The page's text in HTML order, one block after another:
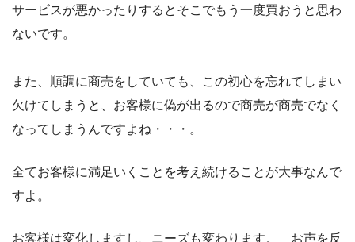
サービスが悪かったりするとそこでもう一度買おうと思わ
ないです。
また、順調に商売をしていても、この初心を忘れてしまい
欠けてしまうと、お客様に偽が出るので商売が商売でなく
なってしまうんですよね・・・。
全てお客様に満足いくことを考え続けることが大事なんで
すよ。
お客様は変化しますし、ニーズも変わります。 お声を反